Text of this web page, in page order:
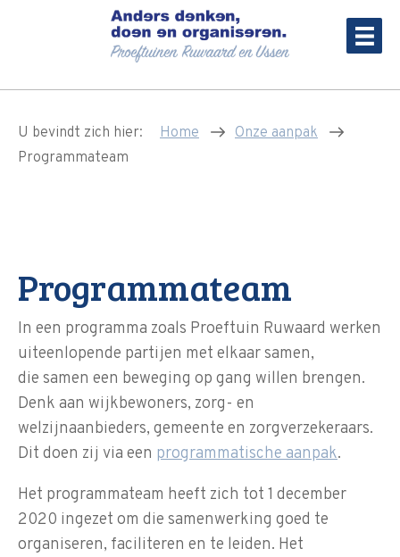
U bevindt zich hier: Home
Onze aanpak
Programmateam
Programmateam
In een programma zoals Proeftuin Ruwaard werken
uiteenlopende partijen met elkaar samen,
die samen een beweging op gang willen brengen.
Denk aan wijkbewoners, zorg- en
welzijnaanbieders, gemeente en zorgverzekeraars.
Dit doen zij via een programmatische aanpak.
Het programmateam heeft zich tot 1 december
2020 ingezet om die samenwerking goed te
organiseren, faciliteren en te leiden. Het